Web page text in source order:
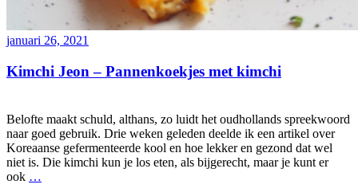
januari 26, 2021
Kimchi Jeon – Pannenkoekjes met kimchi
Belofte maakt schuld, althans, zo luidt het oudhollands spreekwoord
naar goed gebruik. Drie weken geleden deelde ik een artikel over
Koreaanse gefermenteerde kool en hoe lekker en gezond dat wel
niet is. Die kimchi kun je los eten, als bijgerecht, maar je kunt er
ook …